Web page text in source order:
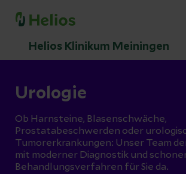
Helios Klinikum Meiningen
Urologie
Ob Harnsteine, Blasenschwäche,
Prostatabeschwerden oder
Tumorerkrankungen: Unser Team
mit moderner Diagnostik und
Behandlungsverfahren für Sie da.